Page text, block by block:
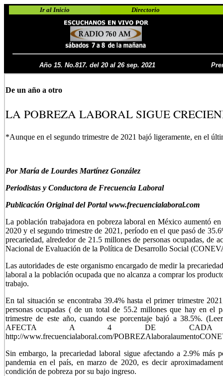
Ir al Inicio Directorio
Año 15. No.817. del 20 al 26 sep. 2021
De un año a otro
LA POBREZA LABORAL SIGUE
*Aunque en el segundo trimestre de 2021 bajó ligeramente, en el
Por María de Lourdes Martínez González
Periodistas y Conductora de Frecuencia Laboral
Publicación Original del Portal www.frecuencialaboral.com
La población trabajadora en pobreza laboral en México aumentó
2020 y el segundo trimestre de 2021, período en el que pasó de
precariedad, alrededor de 21.5 millones de personas ocupadas, de
Nacional de Evaluación de la Política de Desarrollo Social
Las autoridades de este organismo encargado de medir la
laboral a la población ocupada que no alcanza a comprar los
trabajo.
En tal situación se encontraba 39.4% hasta el primer trimestre
personas ocupadas ( de un total de 55.2 millones que hay en el
trimestre de este año, cuando ese porcentaje bajó a 38.5%.
AFECTA A 4 DE CADA
http://www.frecuencialaboral.com/
Sin embargo, la precariedad laboral sigue afectando a 2.9% más
pandemia en el país, en marzo de 2020, es decir
condición de pobreza por su bajo ingreso.